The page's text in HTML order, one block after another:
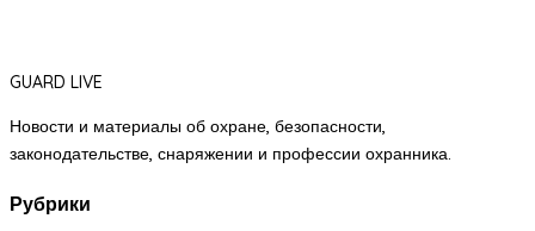
GUARD LIVE
Новости и материалы об охране, безопасности,
законодательстве, снаряжении и профессии охранника.
Рубрики